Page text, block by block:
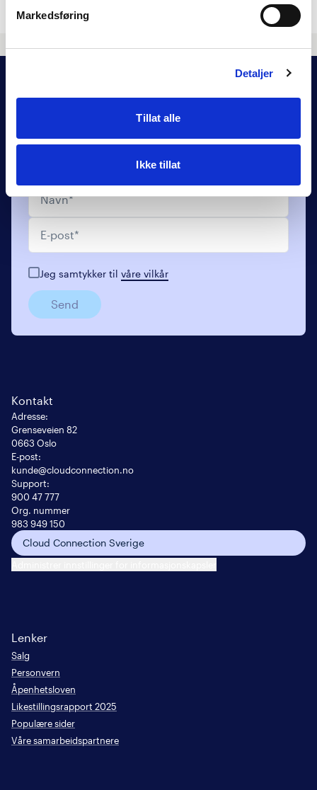
Markedsføring
Detaljer
Tillat alle
Ikke tillat
Aktuelt
Kontakt
Adresse:
Grenseveien 82
0663 Oslo
E-post:
kunde@cloudconnection.no
Support:
900 47 777
Org. nummer
983 949 150
Cloud Connection Sverige
Lenker
Salg
Personvern
Åpenhetsloven
Likestillingsrapport 2025
Populære sider
Våre samarbeidspartnere
Vi mailes!
Jeg samtykker tilvåre vilkår
Send